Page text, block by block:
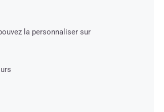
la personnaliser sur